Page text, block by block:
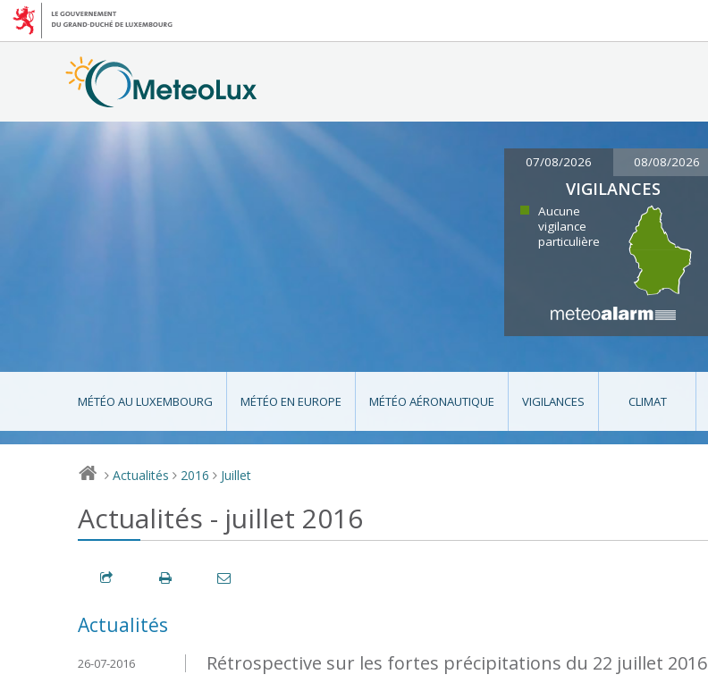
07/08/2026 08/08/2026
VIGILANCES
Aucune
vigilance
particulière
MÉTÉO AU LUXEMBOURG MÉTÉO EN EUROPE MÉTÉO AÉRONAUTIQUE VIGILANCES CLIMAT
> Actualités > 2016 > Juillet
Actualités - juillet 2016
Actualités
Rétrospective sur les fortes précipitations du 22 juillet 2016
26-07-2016